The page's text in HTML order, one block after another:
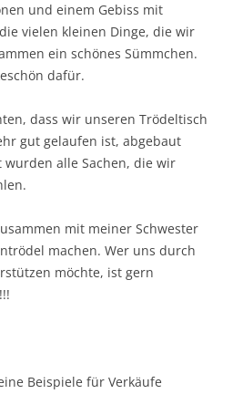
und einem Gebiss mit
vielen kleinen Dinge, die wir
ein schönes Sümmchen.
dafür.
dass wir unseren Trödeltisch
gut gelaufen ist, abgebaut
alle Sachen, die wir
mit meiner Schwester
machen. Wer uns durch
möchte, ist gern
Beispiele für Verkäufe